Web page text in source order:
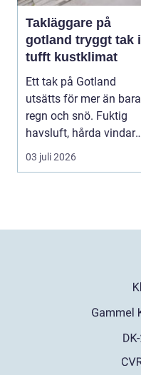
Takläggare på
gotland tryggt tak i
tufft kustklimat
Ett tak på Gotland
utsätts för mer än bara
regn och snö. Fuktig
havsluft, hårda vindar,
saltstänk oc...
03 juli 2026